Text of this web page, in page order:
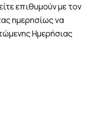
επιθυμούν με τον
ημερησίως να
Ημερήσιας